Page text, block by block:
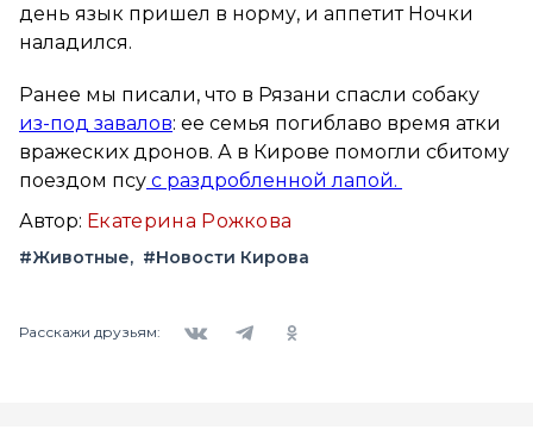
день язык пришел в норму, и аппетит Ночки
наладился.
Ранее мы писали, что в Рязани спасли собаку
из-под завалов: ее семья погиблаво время атки
вражеских дронов. А в Кирове помогли сбитому
поездом псу с раздробленной лапой.
Автор: Екатерина Рожкова
#Животные #Новости Кирова
Расскажи друзьям: